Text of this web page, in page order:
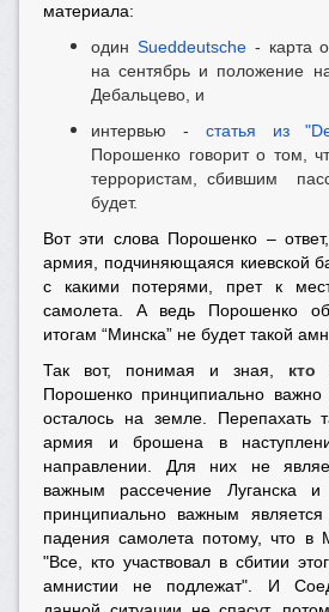
материала:
один Sueddeutsche- карта
на сентябрь и положение
Дебальцево, и
интервью - статья из "
Порошенко говорит о том,
террористам, сбившим
будет.
Вот эти слова Порошенко –
армия, подчиняющаяся киевской
с какими потерями, прет к
самолета. А ведь Порошенко
итогам “Минска” не будет такой
Так вот, понимая и зная, кто
Порошенко принципиально важно
осталось на земле. Перепахать
армия и брошена в
направлении. Для них не
важным рассечение Луганска
принципиально важным
падения самолета потому, что в
"Все, кто участвовал в сбитии
амнистии не подлежат". И